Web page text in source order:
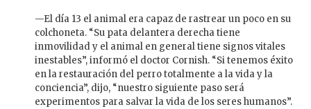
—El día 13 el animal era capaz de rastrear un poco en su
colchoneta. “Su pata delantera derecha tiene
inmovilidad y el animal en general tiene signos vitales
inestables”, informó el doctor Cornish. “Si tenemos éxito
en la restauración del perro totalmente a la vida y la
conciencia”, dijo, “nuestro siguiente paso será
experimentos para salvar la vida de los seres humanos”.